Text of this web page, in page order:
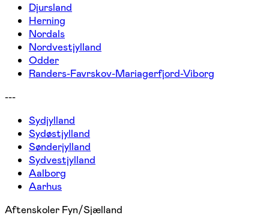
Djursland
Herning
Nordals
Nordvestjylland
Odder
Randers-Favrskov-Mariagerfjord-Viborg
---
Sydjylland
Sydøstjylland
Sønderjylland
Sydvestjylland
Aalborg
Aarhus
Aftenskoler Fyn/Sjælland